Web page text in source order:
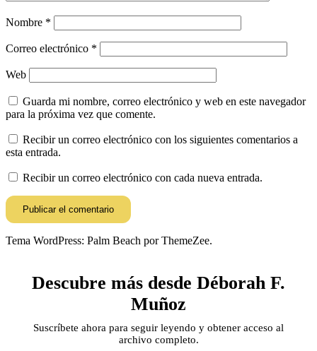
Nombre *
Correo electrónico *
Web
Guarda mi nombre, correo electrónico y web en este navegador
para la próxima vez que comente.
Recibir un correo electrónico con los siguientes comentarios a
esta entrada.
Recibir un correo electrónico con cada nueva entrada.
Tema WordPress: Palm Beach por ThemeZee.
Descubre más desde Déborah F.
Muñoz
Suscríbete ahora para seguir leyendo y obtener acceso al
archivo completo.